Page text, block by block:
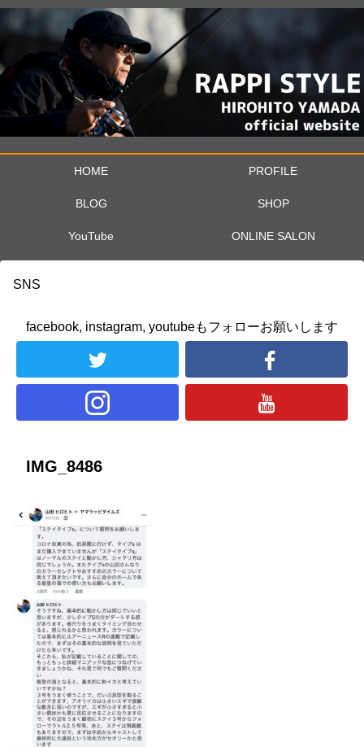
HOME PROFILE
BLOG SHOP
YouTube ONLINE SALON
SNS
facebook, instagram, youtubeもフォローお願いします
IMG_8486